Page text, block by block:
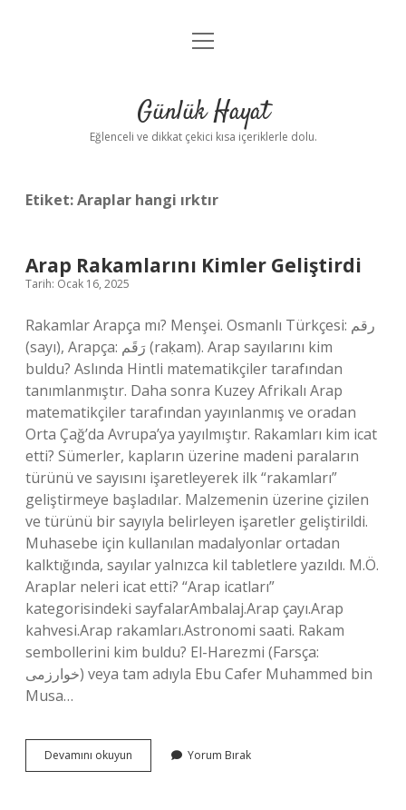
Anasayfa
Yasal Uyarı
menüyü
Günlük Hayat
Eğlenceli ve dikkat çekici kısa içeriklerle dolu.
Etiket:Araplar hangi ırktır
Arap Rakamlarını Kimler Geliştirdi
Tarih: Ocak 16, 2025
Rakamlar Arapça mı? Menşei. Osmanlı Türkçesi: رقم
(sayı), Arapça: رَقَم (raḳam). Arap sayılarını kim
buldu? Aslında Hintli matematikçiler tarafından
tanımlanmıştır. Daha sonra Kuzey Afrikalı Arap
matematikçiler tarafından yayınlanmış ve oradan
Orta Çağ’da Avrupa’ya yayılmıştır. Rakamları kim icat
etti? Sümerler, kapların üzerine madeni paraların
türünü ve sayısını işaretleyerek ilk “rakamları”
geliştirmeye başladılar. Malzemenin üzerine çizilen
ve türünü bir sayıyla belirleyen işaretler geliştirildi.
Muhasebe için kullanılan madalyonlar ortadan
kalktığında, sayılar yalnızca kil tabletlere yazıldı. M.Ö.
Araplar neleri icat etti? “Arap icatları”
kategorisindeki sayfalarAmbalaj.Arap çayı.Arap
kahvesi.Arap rakamları.Astronomi saati. Rakam
sembollerini kim buldu? El-Harezmi (Farsça:
خوارزمی‎) veya tam adıyla Ebu Cafer Muhammed bin
Musa…
Devamını okuyun
Rakamlarını
Yorum Bırak